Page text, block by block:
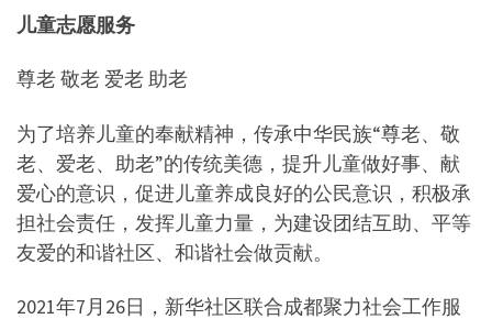
儿童志愿服务
尊老 敬老 爱老 助老
为了培养儿童的奉献精神，传承中华民族“尊老、敬
老、爱老、助老”的传统美德，提升儿童做好事、献
爱心的意识，促进儿童养成良好的公民意识，积极承
担社会责任，发挥儿童力量，为建设团结互助、平等
友爱的和谐社区、和谐社会做贡献。
2021年7月26日，新华社区联合成都聚力社会工作服